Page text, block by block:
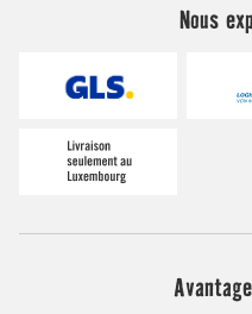
Nous